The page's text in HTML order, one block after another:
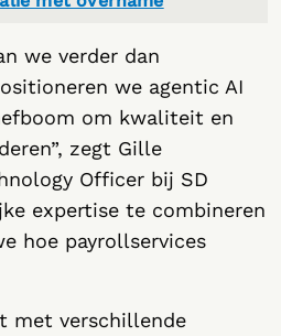
we verder dan
we agentic AI
om kwaliteit en
zegt Gille
Officer bij SD
expertise te combineren
hoe payrollservices
met verschillende